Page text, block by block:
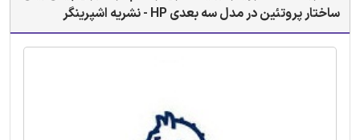
ساختار پروتئین در مدل سه بعدی HP - نشریه اشپرینگر